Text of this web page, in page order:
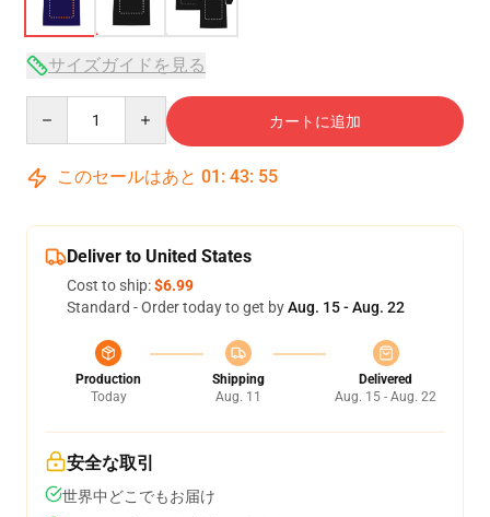
サイズガイドを見る
カートに追加
このセールはあと 01 : 43: 54
Deliver to United States
Cost to ship:$6.99
Standard - Order today to get byAug. 15 - Aug. 22
Production
Today
Shipping
Aug. 11
Delivered
Aug. 15 - Aug. 22
安全な取引
世界中どこでもお届け